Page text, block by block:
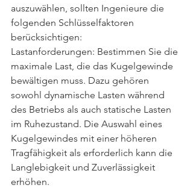
auszuwählen, sollten Ingenieure die
folgenden Schlüsselfaktoren
berücksichtigen:
Lastanforderungen: Bestimmen Sie die
maximale Last, die das Kugelgewinde
bewältigen muss. Dazu gehören
sowohl dynamische Lasten während
des Betriebs als auch statische Lasten
im Ruhezustand. Die Auswahl eines
Kugelgewindes mit einer höheren
Tragfähigkeit als erforderlich kann die
Langlebigkeit und Zuverlässigkeit
erhöhen.